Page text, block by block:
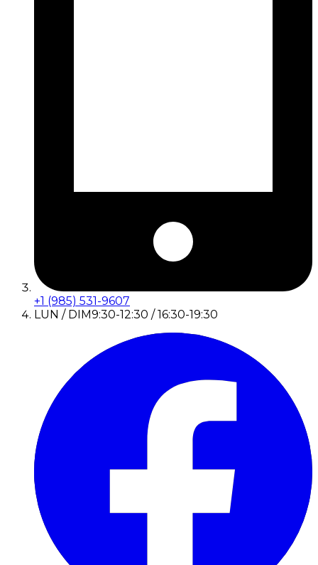
+1 (985) 531-9607
LUN / DIM9:30-12:30 / 16:30-19:30